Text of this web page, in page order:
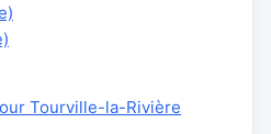
Tourville-la-Rivière